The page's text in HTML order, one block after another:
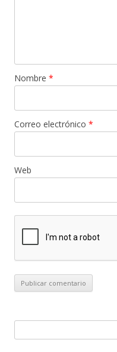
Nombre *
Correo electrónico *
Web
u